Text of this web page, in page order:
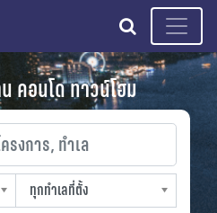
search
คอนโด ทาวน์โฮม
าร, ทำเล
ทุกทำเลที่ตั้ง